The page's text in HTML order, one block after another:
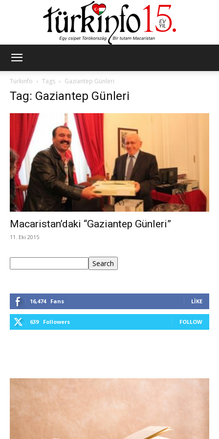
Türkinfo
Tags Gaziantep Günleri
Tag: Gaziantep Günleri
Macaristan’daki “Gaziantep Günleri”
11. Eki 2015
Search
16,474 Fans LIKE
639 Followers FOLLOW